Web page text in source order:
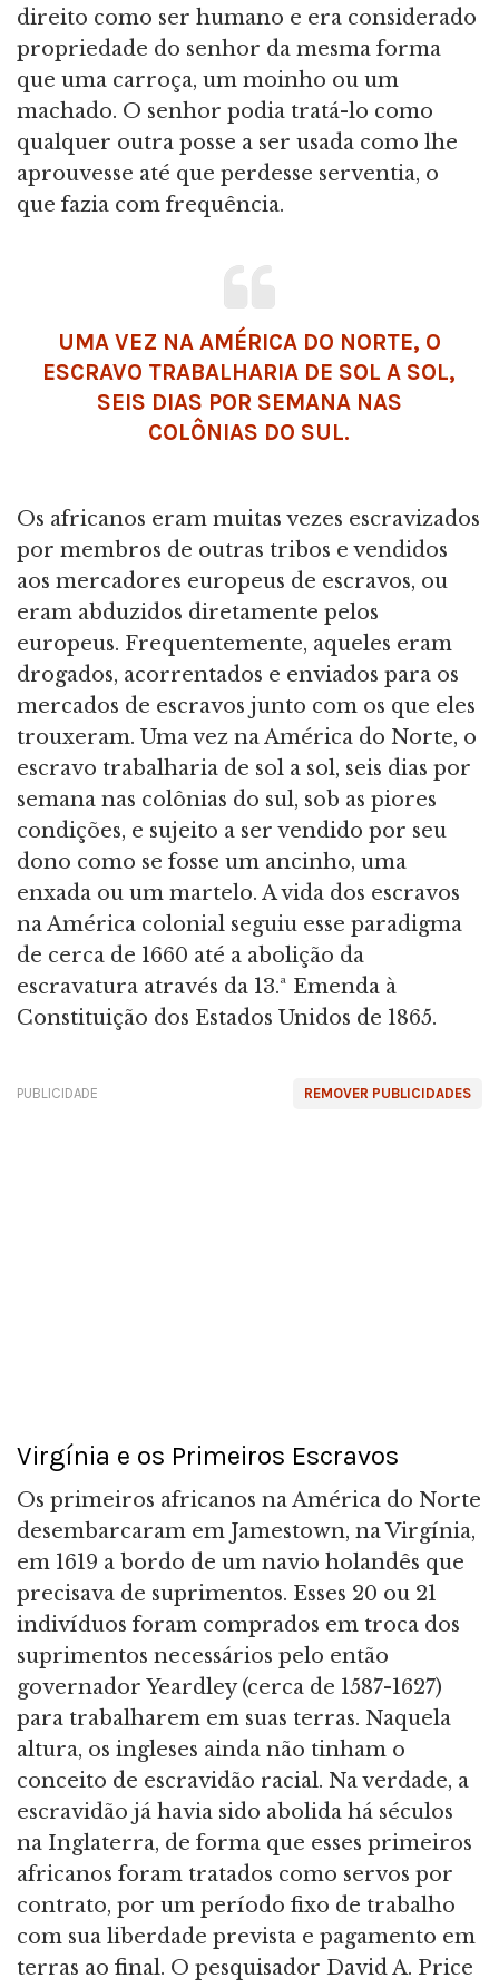
direito como ser humano e era considerado
propriedade do senhor da mesma forma
que uma carroça, um moinho ou um
machado. O senhor podia tratá-lo como
qualquer outra posse a ser usada como lhe
aprouvesse até que perdesse serventia, o
que fazia com frequência.
UMA VEZ NA AMÉRICA DO NORTE, O
ESCRAVO TRABALHARIA DE SOL A SOL,
SEIS DIAS POR SEMANA NAS
COLÔNIAS DO SUL.
Os africanos eram muitas vezes escravizados
por membros de outras tribos e vendidos
aos mercadores europeus de escravos, ou
eram abduzidos diretamente pelos
europeus. Frequentemente, aqueles eram
drogados, acorrentados e enviados para os
mercados de escravos junto com os que eles
trouxeram. Uma vez na América do Norte, o
escravo trabalharia de sol a sol, seis dias por
semana nas colônias do sul, sob as piores
condições, e sujeito a ser vendido por seu
dono como se fosse um ancinho, uma
enxada ou um martelo. A vida dos escravos
na América colonial seguiu esse paradigma
de cerca de 1660 até a abolição da
escravatura através da 13.ª Emenda à
Constituição dos Estados Unidos de 1865.
REMOVER PUBLICIDADES
PUBLICIDADE
Virgínia e os Primeiros Escravos
Os primeiros africanos na América do Norte
desembarcaram em Jamestown, na Virgínia,
em 1619 a bordo de um navio holandês que
precisava de suprimentos. Esses 20 ou 21
indivíduos foram comprados em troca dos
suprimentos necessários pelo então
governador Yeardley (cerca de 1587-1627)
para trabalharem em suas terras. Naquela
altura, os ingleses ainda não tinham o
conceito de escravidão racial. Na verdade, a
escravidão já havia sido abolida há séculos
na Inglaterra, de forma que esses primeiros
africanos foram tratados como servos por
contrato, por um período fixo de trabalho
com sua liberdade prevista e pagamento em
terras ao final. O pesquisador David A. Price